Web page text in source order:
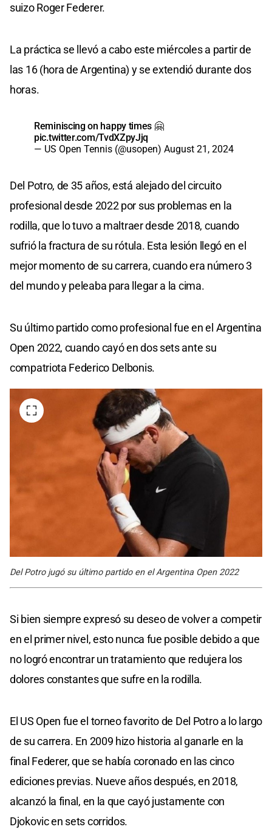
suizo Roger Federer.
La práctica se llevó a cabo este miércoles a partir de
las 16 (hora de Argentina) y se extendió durante dos
horas.
Reminiscing on happy times 🤗
pic.twitter.com/TvdXZpyJjq
— US Open Tennis (@usopen) August 21, 2024
Del Potro, de 35 años, está alejado del circuito
profesional desde 2022 por sus problemas en la
rodilla, que lo tuvo a maltraer desde 2018, cuando
sufrió la fractura de su rótula. Esta lesión llegó en el
mejor momento de su carrera, cuando era número 3
del mundo y peleaba para llegar a la cima.
Su último partido como profesional fue en el Argentina
Open 2022, cuando cayó en dos sets ante su
compatriota Federico Delbonis.
Del Potro jugó su último partido en el Argentina Open 2022
Si bien siempre expresó su deseo de volver a competir
en el primer nivel, esto nunca fue posible debido a que
no logró encontrar un tratamiento que redujera los
dolores constantes que sufre en la rodilla.
El US Open fue el torneo favorito de Del Potro a lo largo
de su carrera. En 2009 hizo historia al ganarle en la
final Federer, que se había coronado en las cinco
ediciones previas. Nueve años después, en 2018,
alcanzó la final, en la que cayó justamente con
Djokovic en sets corridos.